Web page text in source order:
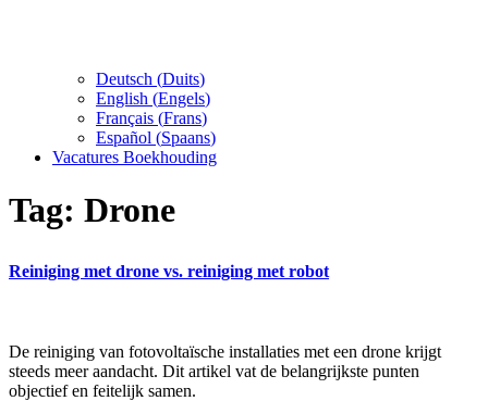
Deutsch (Duits)
English (Engels)
Français (Frans)
Español (Spaans)
Vacatures Boekhouding
Tag: Drone
Reiniging met drone vs. reiniging met robot
De reiniging van fotovoltaïsche installaties met een drone krijgt
steeds meer aandacht. Dit artikel vat de belangrijkste punten
objectief en feitelijk samen.